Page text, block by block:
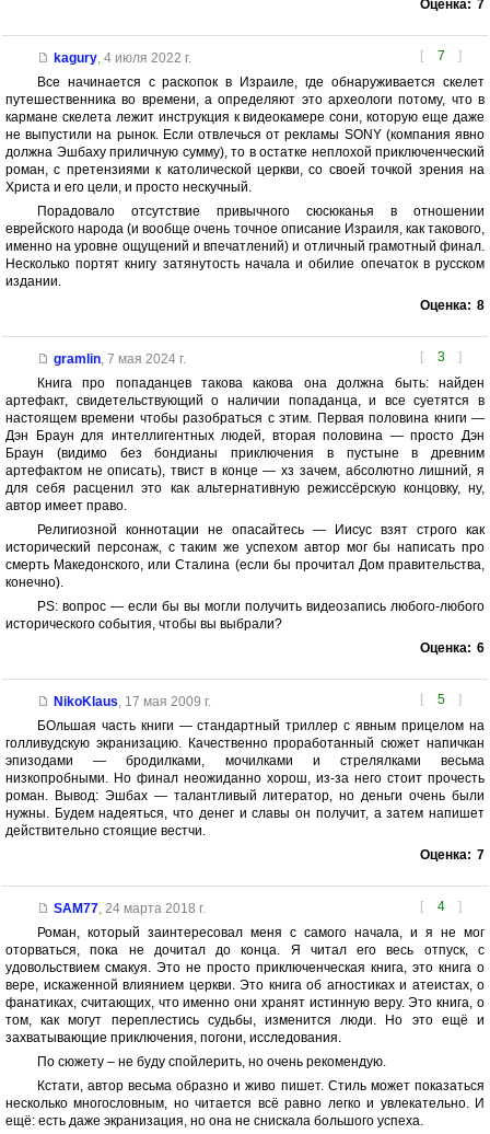
Оценка: 7
[ 7 ]
kagury, 4 июля 2022 г.
Все начинается с раскопок в Израиле, где обнаруживается скелет
путешественника во времени, а определяют это археологи потому, что в
кармане скелета лежит инструкция к видеокамере сони, которую еще даже
не выпустили на рынок. Если отвлечься от рекламы SONY (компания явно
должна Эшбаху приличную сумму), то в остатке неплохой приключенческий
роман, с претензиями к католической церкви, со своей точкой зрения на
Христа и его цели, и просто нескучный.
Порадовало отсутствие привычного сюсюканья в отношении
еврейского народа (и вообще очень точное описание Израиля, как такового,
именно на уровне ощущений и впечатлений) и отличный грамотный финал.
Несколько портят книгу затянутость начала и обилие опечаток в русском
издании.
Оценка: 8
[ 3 ]
gramlin, 7 мая 2024 г.
Книга про попаданцев такова какова она должна быть: найден
артефакт, свидетельствующий о наличии попаданца, и все суетятся в
настоящем времени чтобы разобраться с этим. Первая половина книги —
Дэн Браун для интеллигентных людей, вторая половина — просто Дэн
Браун (видимо без бондианы приключения в пустыне в древним
артефактом не описать), твист в конце — хз зачем, абсолютно лишний, я
для себя расценил это как альтернативную режиссёрскую концовку, ну,
автор имеет право.
Религиозной коннотации не опасайтесь — Иисус взят строго как
исторический персонаж, с таким же успехом автор мог бы написать про
смерть Македонского, или Сталина (если бы прочитал Дом правительства,
конечно).
PS: вопрос — если бы вы могли получить видеозапись любого-любого
исторического события, чтобы вы выбрали?
Оценка: 6
[ 5 ]
NikoKlaus, 17 мая 2009 г.
БОльшая часть книги — стандартный триллер с явным прицелом на
голливудскую экранизацию. Качественно проработанный сюжет напичкан
эпизодами — бродилками, мочилками и стрелялками весьма
низкопробными. Но финал неожиданно хорош, из-за него стоит прочесть
роман. Вывод: Эшбах — талантливый литератор, но деньги очень были
нужны. Будем надеяться, что денег и славы он получит, а затем напишет
действительно стоящие вестчи.
Оценка: 7
[ 4 ]
SAM77, 24 марта 2018 г.
Роман, который заинтересовал меня с самого начала, и я не мог
оторваться, пока не дочитал до конца. Я читал его весь отпуск, с
удовольствием смакуя. Это не просто приключенческая книга, это книга о
вере, искаженной влиянием церкви. Это книга об агностиках и атеистах, о
фанатиках, считающих, что именно они хранят истинную веру. Это книга, о
том, как могут переплестись судьбы, изменится люди. Но это ещё и
захватывающие приключения, погони, исследования.
По сюжету – не буду спойлерить, но очень рекомендую.
Кстати, автор весьма образно и живо пишет. Стиль может показаться
несколько многословным, но читается всё равно легко и увлекательно. И
ещё: есть даже экранизация, но она не снискала большого успеха.